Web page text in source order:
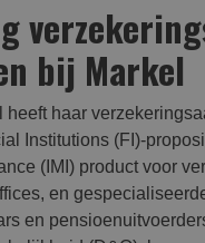
bij Markel
heeft haar
Institutions (FI)-
(IMI) product voor
en
en